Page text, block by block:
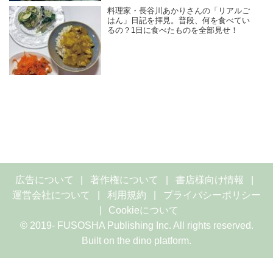
料理家・長谷川あかりさんの「リアルご
はん」日記を拝見。普段、何を食べてい
るの？1日に食べたものを全部見せ！
広告について 著作権について
書店様向け情報
運営会社について
利用規約
プライバシーポリシー
Cookieについて
© 2019- FUSOSHA Publishing Inc. All rights reserved.
Built on the dino platform.